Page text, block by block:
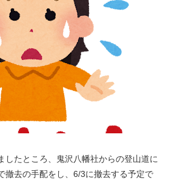
したところ、鬼沢八幡社からの登山道に
撤去の手配をし、6/3に撤去する予定で